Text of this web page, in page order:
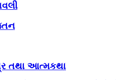
તથા આત્મકથા